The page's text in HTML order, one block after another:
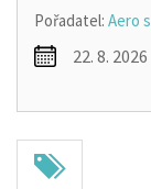
Pořadatel: Aero
22. 8. 2026